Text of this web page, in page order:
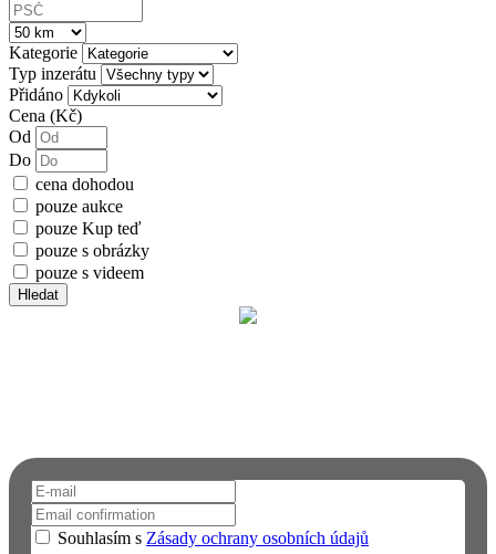
Kategorie
Typ inzerátu
Přidáno
Cena (Kč)
Od
Do
cena dohodou
pouze aukce
pouze Kup teď
pouze s obrázky
pouze s videem
Hledat
Souhlasím s Zásady ochrany osobních údajů